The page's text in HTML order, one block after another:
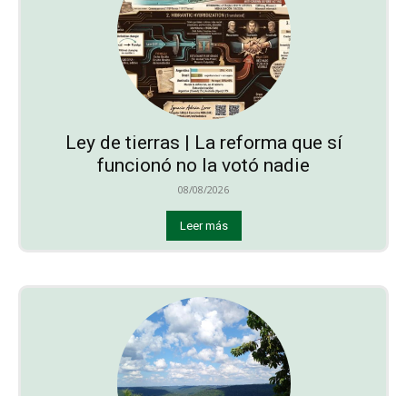
Ley de tierras | La reforma que sí
funcionó no la votó nadie
08/08/2026
Leer más